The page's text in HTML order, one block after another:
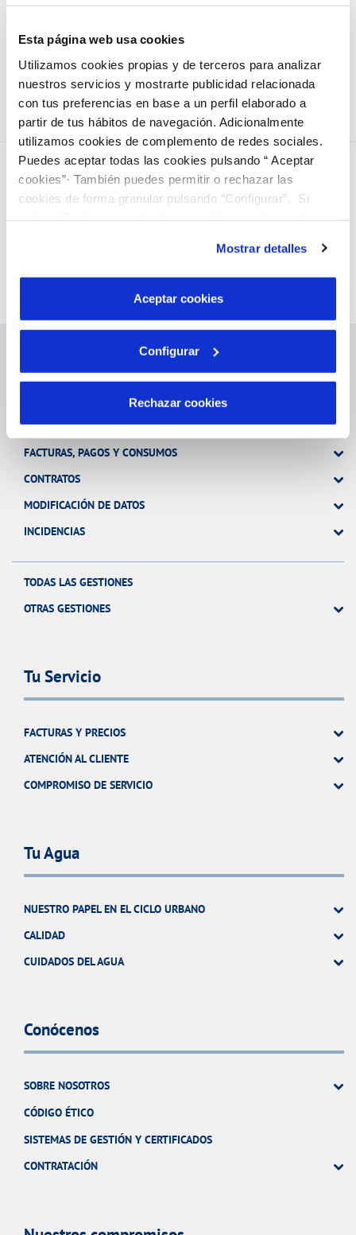
Esta página web usa cookies
Utilizamos cookies propias y de terceros para analizar
nuestros servicios y mostrarte publicidad relacionada
con tus preferencias en base a un perfil elaborado a
partir de tus hábitos de navegación. Adicionalmente
utilizamos cookies de complemento de redes sociales.
Puedes aceptar todas las cookies pulsando “ Aceptar
cookies”· También puedes permitir o rechazar las
cookies de forma granular pulsando “Configurar”. Si
son indispensables para que el sitio web funcione y que
por tanto no se pueden desactivar. Puedes consultar
más información en nuestraPolítica de Cookies
Mostrar detalles
Aceptar cookies
Configurar
Rechazar cookies
un tramo de la calle Firal, puesto que presentaba un
fuerte deterioro. Así, se ha mejorado la seguridad de los
de accesibilidad vigentes.
Gestiones Online
FACTURAS, PAGOS Y CONSUMOS
CONTRATOS
MODIFICACIÓN DE DATOS
INCIDENCIAS
TODAS LAS GESTIONES
OTRAS GESTIONES
Tu Servicio
FACTURAS Y PRECIOS
ATENCIÓN AL CLIENTE
COMPROMISO DE SERVICIO
Tu Agua
NUESTRO PAPEL EN EL CICLO URBANO
CALIDAD
CUIDADOS DEL AGUA
Conócenos
SOBRE NOSOTROS
CÓDIGO ÉTICO
SISTEMAS DE GESTIÓN Y CERTIFICADOS
CONTRATACIÓN